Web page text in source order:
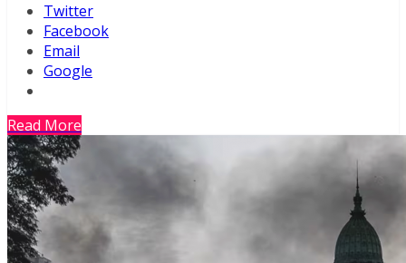
Twitter
Facebook
Email
Google
Read More